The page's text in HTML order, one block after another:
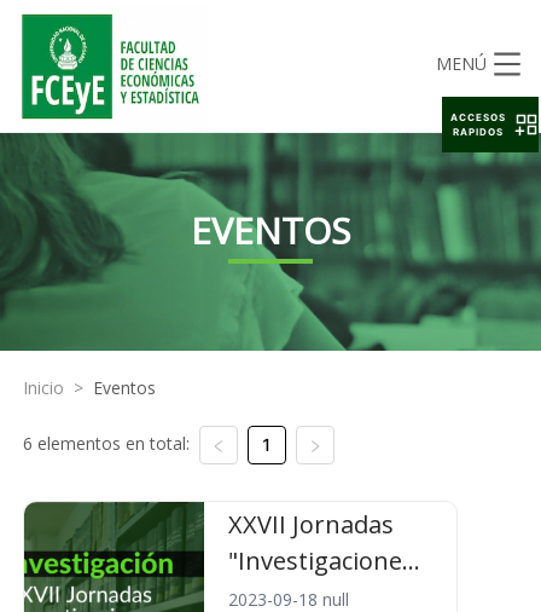
MENÚ
EVENTOS
Inicio > Eventos
6 elementos en total: 1
XXVII Jornadas
"Investigacione...
2023-09-18 null
ACCESOS
RAPIDOS